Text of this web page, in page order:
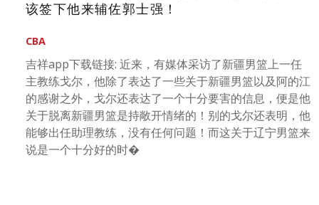
该签下他来辅佐郭士强！
CBA
吉祥app下载链接: 近来，有媒体采访了新疆男篮上一任
主教练戈尔，他除了表达了一些关于新疆男篮以及阿的江
的感谢之外，戈尔还表达了一个十分要害的信息，便是他
关于脱离新疆男篮是持敞开情绪的！别的戈尔还表明，他
能够出任助理教练，没有任何问题！而这关于辽宁男篮来
说是一个十分好的时�